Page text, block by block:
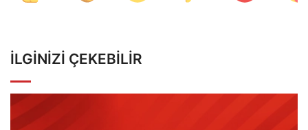
İLGINIZI ÇEKEBILIR